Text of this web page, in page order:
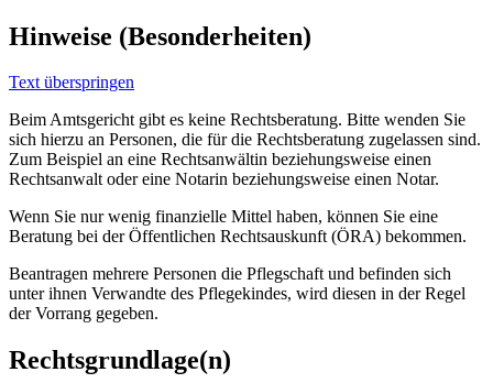
Hinweise (Besonderheiten)
Text überspringen
Beim Amtsgericht gibt es keine Rechtsberatung. Bitte wenden Sie
sich hierzu an Personen, die für die Rechtsberatung zugelassen sind.
Zum Beispiel an eine Rechtsanwältin beziehungsweise einen
Rechtsanwalt oder eine Notarin beziehungsweise einen Notar.
Wenn Sie nur wenig finanzielle Mittel haben, können Sie eine
Beratung bei der Öffentlichen Rechtsauskunft (ÖRA) bekommen.
Beantragen mehrere Personen die Pflegschaft und befinden sich
unter ihnen Verwandte des Pflegekindes, wird diesen in der Regel
der Vorrang gegeben.
Rechtsgrundlage(n)